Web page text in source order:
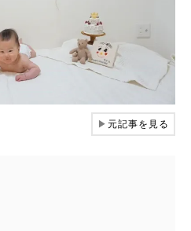
▶元記事を見る